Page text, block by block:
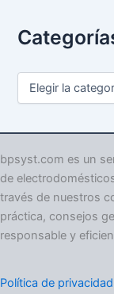
C
o
r
a
s
bpsyst.com es un
de
través de nuestros
práctica, consejos
responsable y
Política de privacidad